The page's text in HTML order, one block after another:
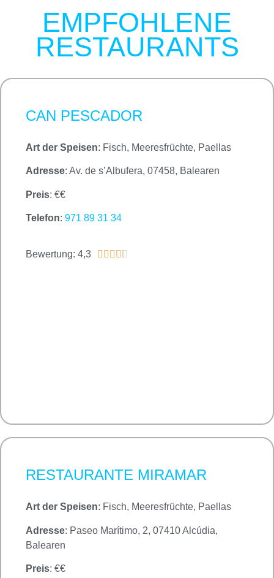
EMPFOHLENE
RESTAURANTS
CAN PESCADOR
Art der Speisen: Fisch, Meeresfrüchte, Paellas
Adresse: Av. de s’Albufera, 07458, Balearen
Preis: €€
Telefon: 971 89 31 34
Bewertung: 4,3     
RESTAURANTE MIRAMAR
Art der Speisen: Fisch, Meeresfrüchte, Paellas
Adresse: Paseo Marítimo, 2, 07410 Alcúdia,
Balearen
Preis: €€